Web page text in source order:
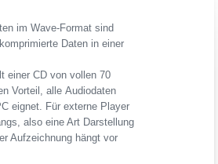
im Wave-Format sind
Daten in einer
einer CD von vollen 70
Vorteil, alle Audiodaten
eignet. Für externe Player
also eine Art Darstellung
Aufzeichnung hängt vor